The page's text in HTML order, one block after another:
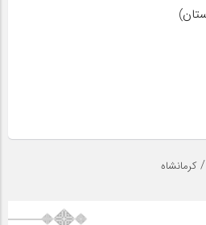
/کرمانشاه